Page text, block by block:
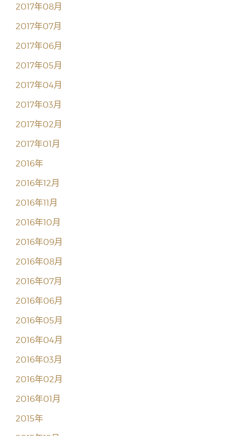
2017年08月
2017年07月
2017年06月
2017年05月
2017年04月
2017年03月
2017年02月
2017年01月
2016年
2016年12月
2016年11月
2016年10月
2016年09月
2016年08月
2016年07月
2016年06月
2016年05月
2016年04月
2016年03月
2016年02月
2016年01月
2015年